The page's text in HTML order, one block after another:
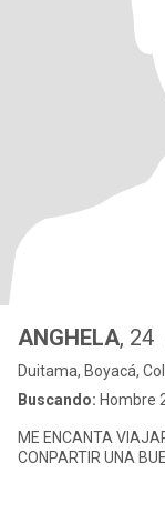
ANGHELA, 24
Duitama, Boyacá,
Buscando: Hombre
ME ENCANTA
CONPARTIR UNA